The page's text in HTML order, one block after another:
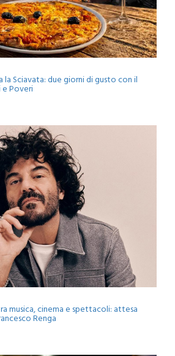
Sciavata: due giorni di gusto con il
Poveri
musica, cinema e spettacoli: attesa
Renga